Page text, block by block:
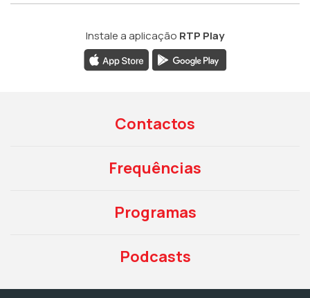
Instale a aplicação RTP Play
Contactos
Frequências
Programas
Podcasts